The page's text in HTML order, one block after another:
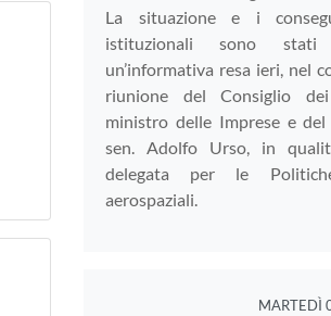
La situazione e i
istituzionali sono
un’informativa resa ieri, nel
riunione del Consiglio
ministro delle Imprese e
sen. Adolfo Urso, in
delegata per le
aerospaziali.
MARTEDÌ